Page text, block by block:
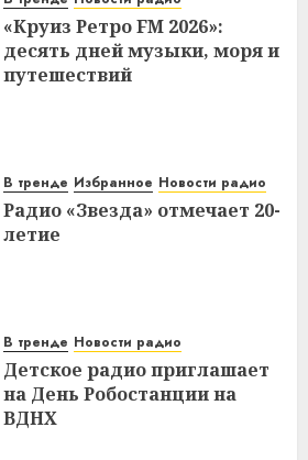
«Круиз Ретро FM 2026»:
десять дней музыки, моря и
путешествий
В тренде Избранное Новости радио
Радио «Звезда» отмечает 20-
летие
В тренде Новости радио
Детское радио приглашает
на День Робостанции на
ВДНХ